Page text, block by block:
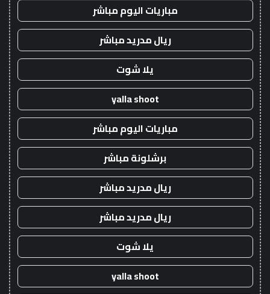
مباريات اليوم مباشر
ريال مدريد مباشر
يلا شوت
yalla shoot
مباريات اليوم مباشر
برشلونة مباشر
ريال مدريد مباشر
ريال مدريد مباشر
يلا شوت
yalla shoot